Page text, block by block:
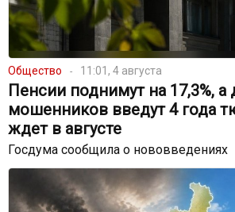
Общество 11:01, 4 августа
Пенсии поднимут на 17,3%, а
мошенников введут 4 года
ждет в августе
Госдума сообщила о нововведениях